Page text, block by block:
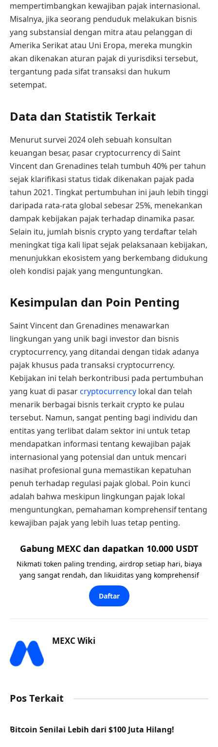
mempertimbangkan kewajiban pajak internasional.
Misalnya, jika seorang penduduk melakukan bisnis
yang substansial dengan mitra atau pelanggan di
Amerika Serikat atau Uni Eropa, mereka mungkin
akan dikenakan aturan pajak di yurisdiksi tersebut,
tergantung pada sifat transaksi dan hukum
setempat.
Data dan Statistik Terkait
Menurut survei 2024 oleh sebuah konsultan
keuangan besar, pasar cryptocurrency di Saint
Vincent dan Grenadines telah tumbuh 40% per tahun
sejak klarifikasi status tidak dikenakan pajak pada
tahun 2021. Tingkat pertumbuhan ini jauh lebih tinggi
daripada rata-rata global sebesar 25%, menekankan
dampak kebijakan pajak terhadap dinamika pasar.
Selain itu, jumlah bisnis crypto yang terdaftar telah
meningkat tiga kali lipat sejak pelaksanaan kebijakan,
menunjukkan ekosistem yang berkembang didukung
oleh kondisi pajak yang menguntungkan.
Kesimpulan dan Poin Penting
Saint Vincent dan Grenadines menawarkan
lingkungan yang unik bagi investor dan bisnis
cryptocurrency, yang ditandai dengan tidak adanya
pajak khusus pada transaksi cryptocurrency.
Kebijakan ini telah berkontribusi pada pertumbuhan
yang kuat di pasarcryptocurrency lokal dan telah
menarik berbagai bisnis terkait crypto ke pulau
tersebut. Namun, sangat penting bagi individu dan
entitas yang terlibat dalam sektor ini untuk tetap
mendapatkan informasi tentang kewajiban pajak
internasional yang potensial dan untuk mencari
nasihat profesional guna memastikan kepatuhan
penuh terhadap regulasi pajak global. Poin kunci
adalah bahwa meskipun lingkungan pajak lokal
menguntungkan, pemahaman komprehensif tentang
kewajiban pajak yang lebih luas tetap penting.
Gabung MEXC dan dapatkan 10.000 USDT
Nikmati token paling trending, airdrop setiap hari, biaya
yang sangat rendah, dan likuiditas yang komprehensif
Daftar
MEXC Wiki
Pos Terkait
Bitcoin Senilai Lebih dari $100 Juta Hilang!